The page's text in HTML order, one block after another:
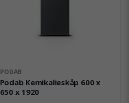
PODAB
Podab Kemikalieskåp 600 x
650 x 1920